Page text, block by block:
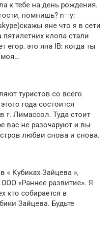
к тебе на день рождения.
помнишь? n—y:
яне что я в сети
клопа стали
егор. это яна IB: когда ты
туристов со всего
года состоится
г. Лимассол. Туда стоит
вас не разочаруют и вы
любви снова и снова.
« Кубиках Зайцева »,
«Раннее развитие». Я
кто собирается в
Зайцева. Будьте